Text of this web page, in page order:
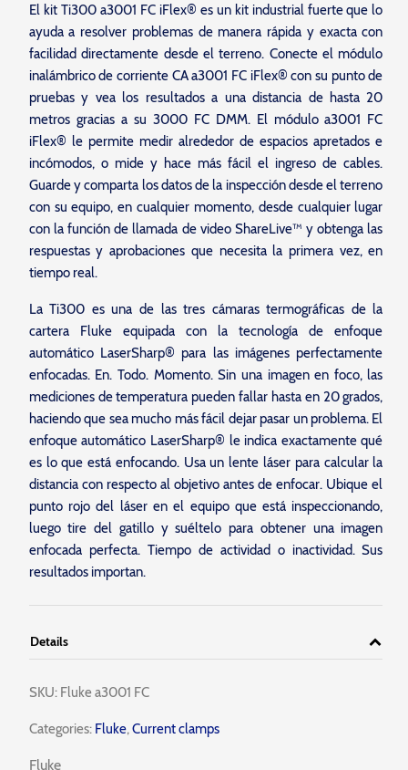
El kit Ti300 a3001 FC iFlex® es un kit industrial fuerte que lo
ayuda a resolver problemas de manera rápida y exacta con
facilidad directamente desde el terreno. Conecte el módulo
inalámbrico de corriente CA a3001 FC iFlex® con su punto de
pruebas y vea los resultados a una distancia de hasta 20
metros gracias a su 3000 FC DMM. El módulo a3001 FC
iFlex® le permite medir alrededor de espacios apretados e
incómodos, o mide y hace más fácil el ingreso de cables.
Guarde y comparta los datos de la inspección desde el terreno
con su equipo, en cualquier momento, desde cualquier lugar
con la función de llamada de video ShareLive™ y obtenga las
respuestas y aprobaciones que necesita la primera vez, en
tiempo real.
La Ti300 es una de las tres cámaras termográficas de la
cartera Fluke equipada con la tecnología de enfoque
automático LaserSharp® para las imágenes perfectamente
enfocadas. En. Todo. Momento. Sin una imagen en foco, las
mediciones de temperatura pueden fallar hasta en 20 grados,
haciendo que sea mucho más fácil dejar pasar un problema. El
enfoque automático LaserSharp® le indica exactamente qué
es lo que está enfocando. Usa un lente láser para calcular la
distancia con respecto al objetivo antes de enfocar. Ubique el
punto rojo del láser en el equipo que está inspeccionando,
luego tire del gatillo y suéltelo para obtener una imagen
enfocada perfecta. Tiempo de actividad o inactividad. Sus
resultados importan.
Details
SKU: Fluke a3001 FC
Categories:Fluke, Current clamps
Fluke